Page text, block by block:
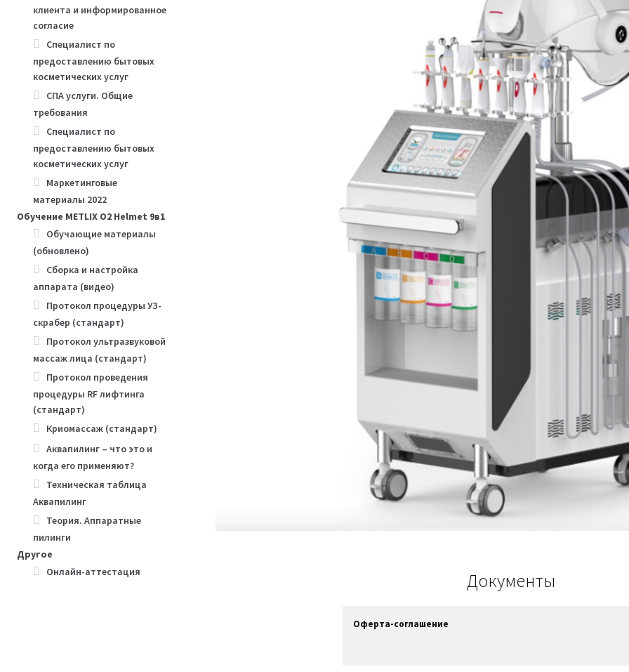
Документы
Оферта-соглашение
клиента и информированное
согласие
Специалист по
предоставлению бытовых
косметических услуг
СПА услуги. Общие
требования
Специалист по
предоставлению бытовых
косметических услуг
Маркетинговые
материалы 2022
Обучение METLIX O2 Helmet 9в1
Обучающие материалы
(обновлено)
Сборка и настройка
аппарата (видео)
Протокол процедуры УЗ-
скрабер (стандарт)
Протокол ультразвуковой
массаж лица (стандарт)
Протокол проведения
процедуры RF лифтинга
(стандарт)
Криомассаж (стандарт)
Аквапилинг – что это и
когда его применяют?
Техническая таблица
Аквапилинг
Теория. Аппаратные
пилинги
Другое
Онлайн-аттестация